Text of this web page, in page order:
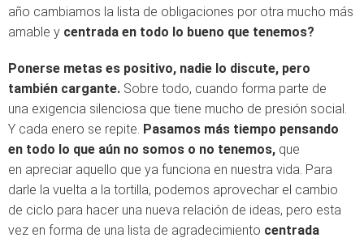
año cambiamos la lista de obligaciones por otra mucho más
amable y centrada en todo lo bueno que tenemos?
Ponerse metas es positivo, nadie lo discute, pero
también cargante. Sobre todo, cuando forma parte de
una exigencia silenciosa que tiene mucho de presión social.
Y cada enero se repite. Pasamos más tiempo pensando
en todo lo que aún no somos o no tenemos, que
en apreciar aquello que ya funciona en nuestra vida. Para
darle la vuelta a la tortilla, podemos aprovechar el cambio
de ciclo para hacer una nueva relación de ideas, pero esta
vez en forma de una lista de agradecimiento centrada